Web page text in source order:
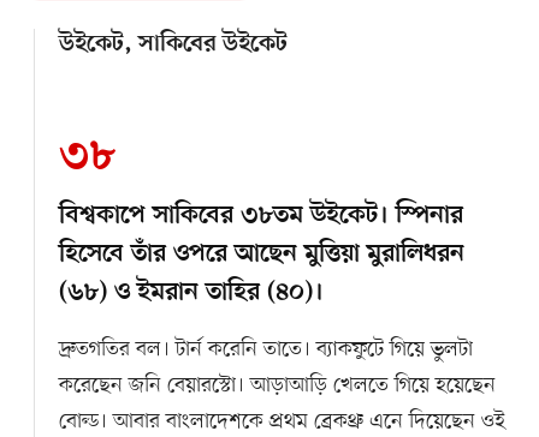
উইকেট, সাকিবের উইকেট
৩৮
বিশ্বকাপে সাকিবের ৩৮তম উইকেট। স্পিনার
হিসেবে তাঁর ওপরে আছেন মুত্তিয়া মুরালিধরন
(৬৮) ও ইমরান তাহির (৪০)।
দ্রুতগতির বল। টার্ন করেনি তাতে। ব্যাকফুটে গিয়ে ভুলটা
করেছেন জনি বেয়ারস্টো। আড়াআড়ি খেলতে গিয়ে হয়েছেন
বোল্ড। আবার বাংলাদেশকে প্রথম ব্রেকথ্রু এনে দিয়েছেন ওই